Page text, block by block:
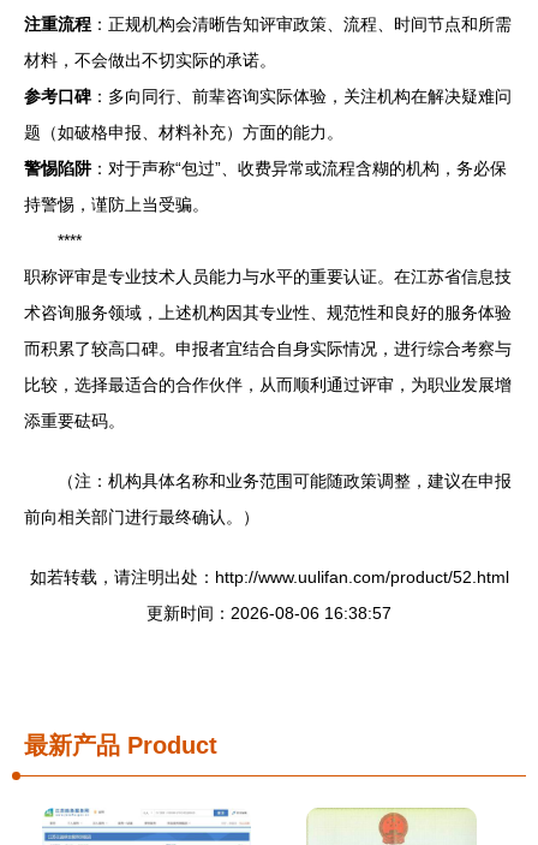
注重流程 ：正规机构会清晰告知评审政策、流程、时间节点和所需
材料，不会做出不切实际的承诺。
参考口碑 ：多向同行、前辈咨询实际体验，关注机构在解决疑难问
题（如破格申报、材料补充）方面的能力。
警惕陷阱：对于声称“包过”、收费异常或流程含糊的机构，务必保
持警惕，谨防上当受骗。
****
职称评审是专业技术人员能力与水平的重要认证。在江苏省信息技
术咨询服务领域，上述机构因其专业性、规范性和良好的服务体验
而积累了较高口碑。申报者宜结合自身实际情况，进行综合考察与
比较，选择最适合的合作伙伴，从而顺利通过评审，为职业发展增
添重要砝码。
（注：机构具体名称和业务范围可能随政策调整，建议在申报
前向相关部门进行最终确认。）
如若转载，请注明出处：http://www.uulifan.com/product/52.html
更新时间：2026-08-06 16:38:57
最新产品 Product